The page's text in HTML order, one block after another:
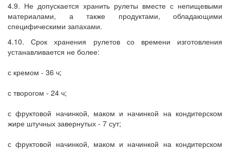
4.9. Не допускается хранить рулеты вместе с непищевыми
материалами, а также продуктами, обладающими
специфическими запахами.
4.10. Срок хранения рулетов со времени изготовления
устанавливается не более:
с кремом - 36 ч;
с творогом - 24 ч;
с фруктовой начинкой, маком и начинкой на кондитерском
жире штучных завернутых - 7 сут;
с фруктовой начинкой, маком и начинкой на кондитерском